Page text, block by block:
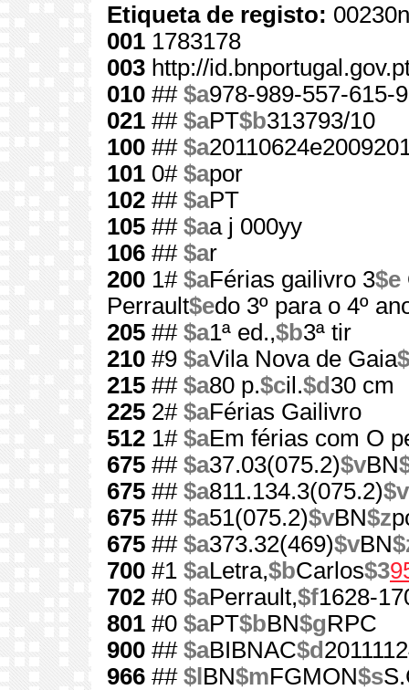
Etiqueta de registo:
001 1783178
003 http://
010 ## $a978-989-557-615-9
021 ## $aPT$b313793/10
100 ## $a
101 0# $apor
102 ## $aPT
105 ## $aa j 000yy
106 ## $ar
200 1# $aFérias gailivro 3$e
Perrault$edo 3º para o 4º
205 ## $a1ª ed.,$b3ª tir
210 #9 $aVila Nova de Gaia
215 ## $a80 p.$cil.$d 30 cm
225 2# $aFérias Gailivro
512 1# $aEm férias com O
675 ## $a37.03(075.2)$vBN
675 ## $a811.134.3(075.2)$v
675 ## $a51(075.2)$vBN$z
675 ## $a373.32(469)$vBN
700 #1 $aLetra,$bCarlos$3
702 #0 $aPerrault,$f1628-
801 #0 $aPT$bBN$gRPC
900 ## $aBIBNAC$d
966 ## $l BN$mFGMON$s